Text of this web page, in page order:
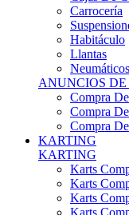
Carrocería
Habitáculo
Llantas
Neumáticos
ANUNCIOS DE
Compra
Compra
Compra
KARTING
KARTING
Karts
Karts
Karts
Karts